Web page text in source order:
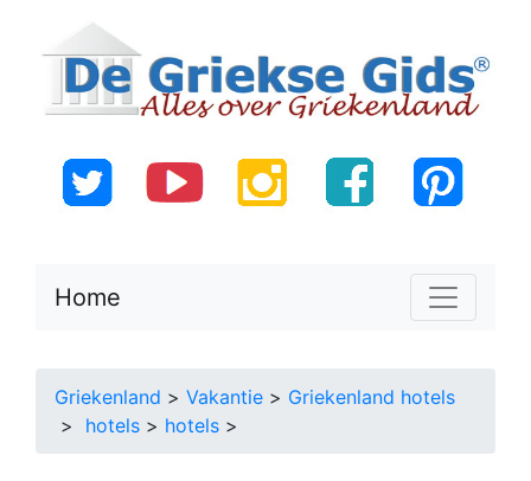
Home
Griekenland > Vakantie > Griekenland hotels
>
hotels > hotels >